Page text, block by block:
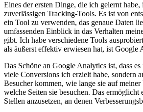
Eines‌ der ersten⁣ Dinge, ⁤die ich gelernt habe,
zuverlässigen Tracking-Tools. Es ⁤ist‍ von
ein Tool zu verwenden, das genaue Daten
umfassenden⁣ Einblick ‌in ⁣das⁣ Verhalten
⁣gibt. Ich ⁢habe⁤ verschiedene Tools
als äußerst effektiv erwiesen hat, ist Google
Das​ Schöne an ​Google Analytics ⁢ist, dass
viele ⁣Conversions ich⁤ erzielt⁢ habe, sondern
Besucher kommen, wie lange sie auf meiner
welche‌ Seiten sie besuchen. Das ermöglicht
Stellen ⁤anzusetzen, an denen